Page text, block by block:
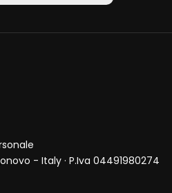
- Italy · P.Iva 04491980274